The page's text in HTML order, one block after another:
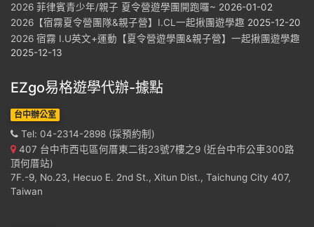
2026 菲律賓青少年/親子 夏令營遊學團開跑囉~ 2026-01-02
2026【宿霧夏令營團隊&親子營】I.CL一起揪團遊學趣 2025-12-20
2026 宿霧 I.U英文+運動【夏令營遊學團&親子營】一起揪團遊學趣
2025-12-13
EZgo易格遊學代辦-據點
台中辦公室
Tel: 04-2314-2898 (採預約制)
407 台中市西屯區何厝東二街23號7樓之9 (近台中市公車300路
頂何厝站)
7F.-9, No.23, Hecuo E. 2nd St., Xitun Dist., Taichung City 407,
Taiwan